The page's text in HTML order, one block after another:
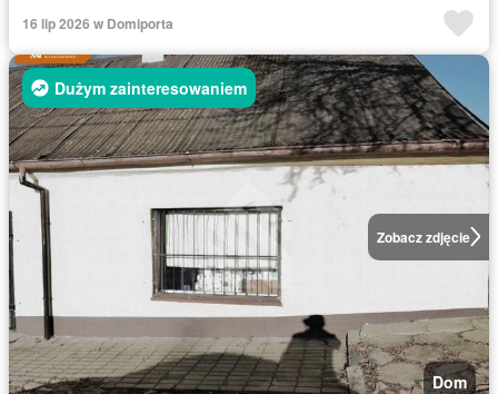
16 lip 2026 w Domiporta
Zobacz zdjęcie
Dużym zainteresowaniem
Dom